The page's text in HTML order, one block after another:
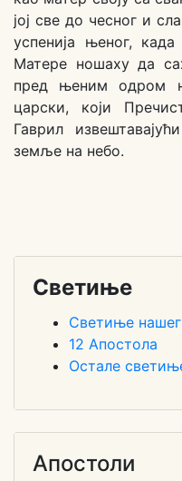
јој све до чесног и
успенија њеног,
Матере ношаху да
пред њеним одром
царски, који
Гаврил
земље на небо.
Светиње
Светиње
12 Апостола
Остале
Апостоли